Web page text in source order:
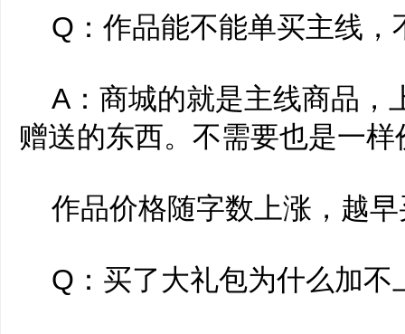
Q：作品能不能单买主线，
A：商城的就是主线商品，
赠送的东西。不需要也是一样
作品价格随字数上涨，越早
Q：买了大礼包为什么加不